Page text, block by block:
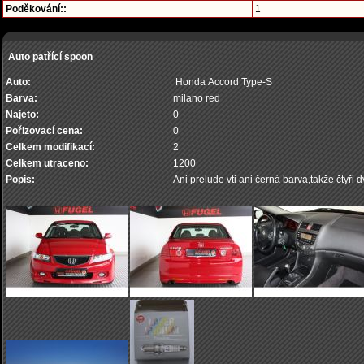
Poděkování::
1
Auto patřící spoon
Auto:
Honda Accord Type-S
Barva:
milano red
Najeto:
0
Pořizovací cena:
0
Celkem modifikací:
2
Celkem utraceno:
1200
Popis:
Ani prelude vti ani černá barva,takže čtyři